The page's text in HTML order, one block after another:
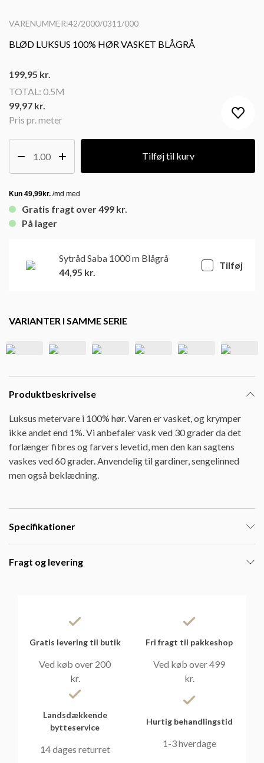
VARENUMMER:42/2000/0311/000
BLØD LUKSUS 100% HØR VASKET BLÅGRÅ
Pris pr. meter
199,95 kr.
TOTAL: 0.5M
99,97 kr.
Tilføj til kurv
Gratis fragt over 499 kr.
På lager
Sytråd Saba 1000 m Blågrå
44,95 kr.
Tilføj
VARIANTER I SAMME SERIE
Produktbeskrivelse
Luksus metervare i 100% hør. Varen er vasket, og krymper
ikke andet end 1%. Vi anbefaler vask ved 30 grader da det
forlænger fibres og farvers levetid, men den kan sagtens
vaskes ved 60 grader. Anvendelig til gardiner, sengelinned
men også beklædning.
Specifikationer
Fragt og levering
Gratis levering til butik
Ved køb over 200
kr.
Fri fragt til pakkeshop
Ved køb over 499
kr.
Landsdækkende
bytteservice
14 dages returret
Hurtig behandlingstid
1-3 hverdage